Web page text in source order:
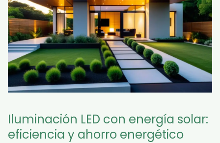
Iluminación LED con energía solar:
eficiencia y ahorro energético